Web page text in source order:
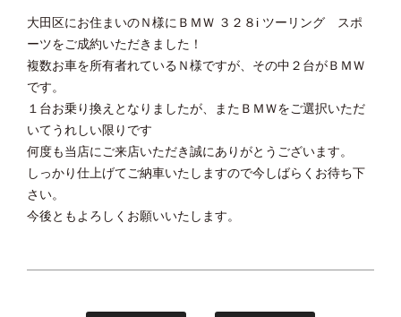
大田区にお住まいのＮ様にＢＭＷ ３２８i ツーリング スポ
ーツをご成約いただきました！
複数お車を所有者れているＮ様ですが、その中２台がＢＭＷ
です。
１台お乗り換えとなりましたが、またＢＭＷをご選択いただ
いてうれしい限りです
何度も当店にご来店いただき誠にありがとうございます。
しっかり仕上げてご納車いたしますので今しばらくお待ち下
さい。
今後ともよろしくお願いいたします。